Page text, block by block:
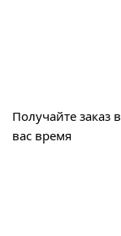
Получайте заказ
вас время